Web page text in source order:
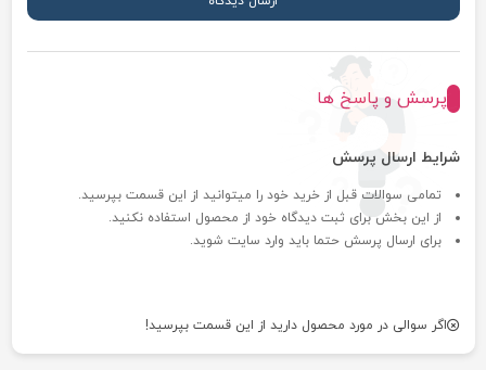
پرسش و پاسخ ها
شرایط ارسال پرسش
تمامی سوالات قبل از خرید خود را میتوانید از این قسمت بپرسید.
از این بخش برای ثبت دیدگاه خود از محصول استفاده نکنید.
برای ارسال پرسش حتما باید وارد سایت شوید.
اگر سوالی در مورد محصول دارید از این قسمت بپرسید!